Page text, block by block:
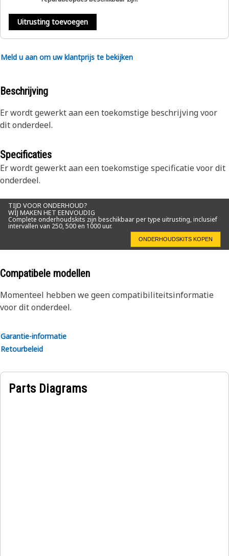
Uitrusting toevoegen
Meld u aan om uw klantprijs te bekijken
Beschrijving
Er wordt gewerkt aan een toekomstige beschrijving voor
dit onderdeel.
Specificaties
Er wordt gewerkt aan een toekomstige specificatie voor dit
onderdeel.
TIJD VOOR ONDERHOUD?
WIJ MAKEN HET EENVOUDIG
Complete onderhoudskits zijn beschikbaar per type uitrusting, inclusief
intervallen van 250, 500 en 1000 uur.
ONDERHOUDSKITS KOPEN
Compatibele modellen
Momenteel hebben we geen compatibiliteitsinformatie
voor dit onderdeel.
Garantie-informatie
Retourbeleid
Parts Diagrams